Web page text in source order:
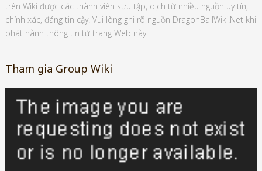
trên Wiki được các thành viên sưu tập, dịch từ nhiều nguồn uy tín,
chính xác, đáng tin cậy. Vui lòng ghi rõ nguồn DragonBallWiki.Net khi
phát hành thông tin từ trang Web này.
Tham gia Group Wiki